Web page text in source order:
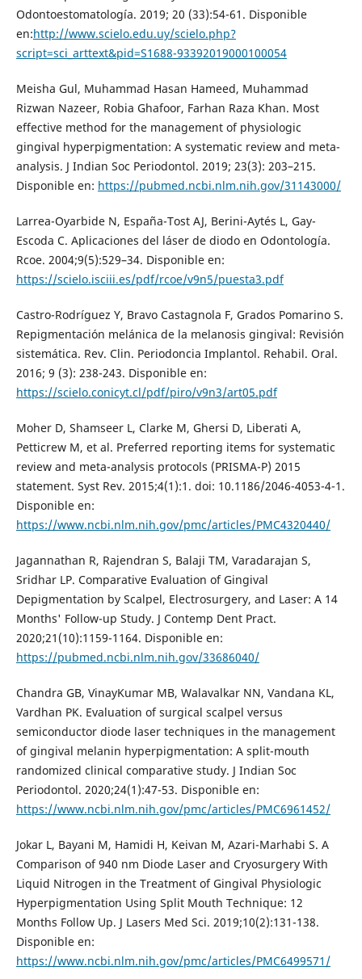
Odontoestomatología. 2019; 20 (33):54-61. Disponible
en:http://www.scielo.edu.uy/scielo.php?
script=sci_arttext&pid=S1688-93392019000100054
Meisha Gul, Muhammad Hasan Hameed, Muhammad
Rizwan Nazeer, Robia Ghafoor, Farhan Raza Khan. Most
effective method for the management of physiologic
gingival hyperpigmentation: A systematic review and meta-
analysis. J Indian Soc Periodontol. 2019; 23(3): 203–215.
Disponible en: https://pubmed.ncbi.nlm.nih.gov/31143000/
Larrea-Oyarbide N, España-Tost AJ, Berini-Aytés L, Gay-
Escoda C. Aplicaciones del láser de diodo en Odontología.
Rcoe. 2004;9(5):529–34. Disponible en:
https://scielo.isciii.es/pdf/rcoe/v9n5/puesta3.pdf
Castro-Rodríguez Y, Bravo Castagnola F, Grados Pomarino S.
Repigmentación melánica de la melanosis gingival: Revisión
sistemática. Rev. Clin. Periodoncia Implantol. Rehabil. Oral.
2016; 9 (3): 238-243. Disponible en:
https://scielo.conicyt.cl/pdf/piro/v9n3/art05.pdf
Moher D, Shamseer L, Clarke M, Ghersi D, Liberati A,
Petticrew M, et al. Preferred reporting items for systematic
review and meta-analysis protocols (PRISMA-P) 2015
statement. Syst Rev. 2015;4(1):1. doi: 10.1186/2046-4053-4-1.
Disponible en:
https://www.ncbi.nlm.nih.gov/pmc/articles/PMC4320440/
Jagannathan R, Rajendran S, Balaji TM, Varadarajan S,
Sridhar LP. Comparative Evaluation of Gingival
Depigmentation by Scalpel, Electrosurgery, and Laser: A 14
Months' Follow-up Study. J Contemp Dent Pract.
2020;21(10):1159-1164. Disponible en:
https://pubmed.ncbi.nlm.nih.gov/33686040/
Chandra GB, VinayKumar MB, Walavalkar NN, Vandana KL,
Vardhan PK. Evaluation of surgical scalpel versus
semiconductor diode laser techniques in the management
of gingival melanin hyperpigmentation: A split-mouth
randomized clinical comparative study. J Indian Soc
Periodontol. 2020;24(1):47-53. Disponible en:
https://www.ncbi.nlm.nih.gov/pmc/articles/PMC6961452/
Jokar L, Bayani M, Hamidi H, Keivan M, Azari-Marhabi S. A
Comparison of 940 nm Diode Laser and Cryosurgery With
Liquid Nitrogen in the Treatment of Gingival Physiologic
Hyperpigmentation Using Split Mouth Technique: 12
Months Follow Up. J Lasers Med Sci. 2019;10(2):131-138.
Disponible en:
https://www.ncbi.nlm.nih.gov/pmc/articles/PMC6499571/